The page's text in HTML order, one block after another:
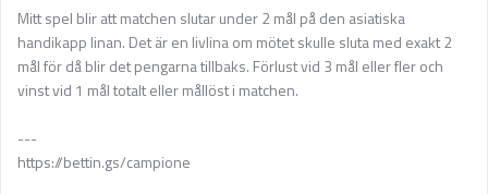
Mitt spel blir att matchen slutar under 2 mål på den asiatiska
handikapp linan. Det är en livlina om mötet skulle sluta med exakt 2
mål för då blir det pengarna tillbaks. Förlust vid 3 mål eller fler och
vinst vid 1 mål totalt eller mållöst i matchen.
---
https://bettin.gs/campione